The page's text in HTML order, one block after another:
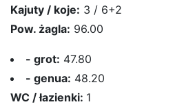
Kajuty / koje: 3 / 6+2
Pow. żagla: 96.00
- grot: 47.80
- genua: 48.20
WC / łazienki: 1